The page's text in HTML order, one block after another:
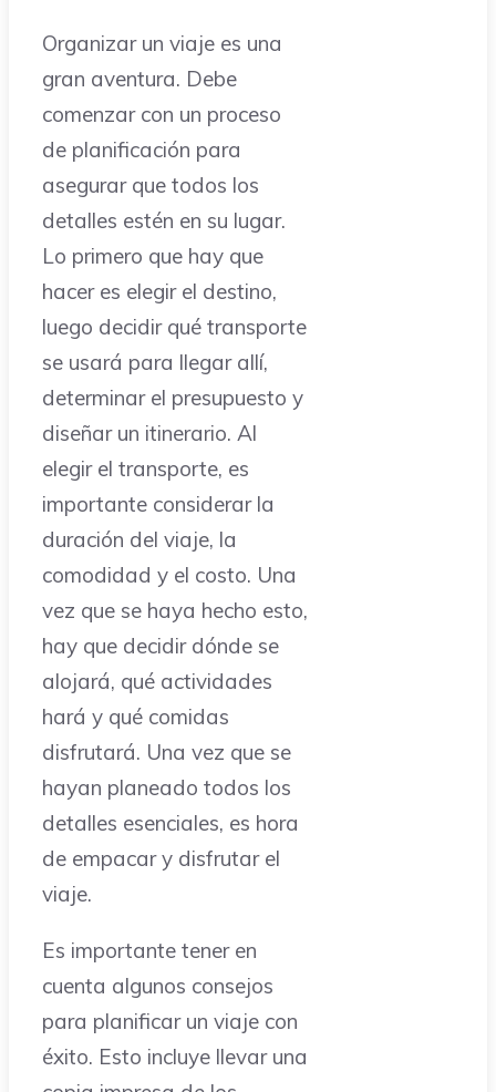
Organizar un viaje es una
gran aventura. Debe
comenzar con un proceso
de planificación para
asegurar que todos los
detalles estén en su lugar.
Lo primero que hay que
hacer es elegir el destino,
luego decidir qué transporte
se usará para llegar allí,
determinar el presupuesto y
diseñar un itinerario. Al
elegir el transporte, es
importante considerar la
duración del viaje, la
comodidad y el costo. Una
vez que se haya hecho esto,
hay que decidir dónde se
alojará, qué actividades
hará y qué comidas
disfrutará. Una vez que se
hayan planeado todos los
detalles esenciales, es hora
de empacar y disfrutar el
viaje.
Es importante tener en
cuenta algunos consejos
para planificar un viaje con
éxito. Esto incluye llevar una